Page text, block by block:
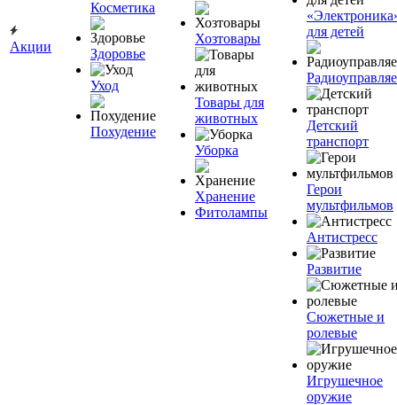
Акции
Косметика
Здоровье
Уход
Похудение
Хозтовары
Товары для
животных
Уборка
Хранение
Фитолампы
для детей
Детский
транспорт
Герои
мультфильмов
Антистресс
Развитие
Сюжетные и
ролевые
Игрушечное
оружие